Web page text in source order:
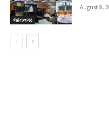
જામનગર
August 8,